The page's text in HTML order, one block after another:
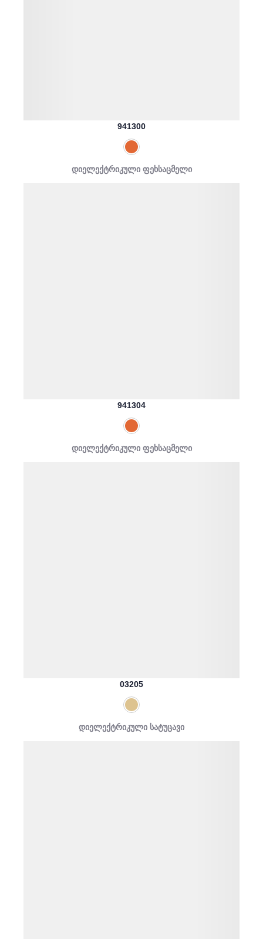
941300
დიელექტრიკული ფეხსაცმელი
941304
დიელექტრიკული ფეხსაცმელი
03205
დიელექტრიკული სატუცავი